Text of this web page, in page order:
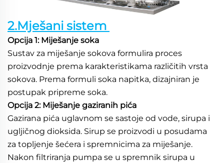
2.Mješani sistem
Opcija 1: Miješanje soka
Sustav za miješanje sokova formulira proces
proizvodnje prema karakteristikama različitih vrsta
sokova. Prema formuli soka napitka, dizajniran je
postupak pripreme soka.
Opcija 2: Miješanje gaziranih pića
Gazirana pića uglavnom se sastoje od vode, sirupa i
ugljičnog dioksida. Sirup se proizvodi u posudama
za topljenje šećera i spremnicima za miješanje.
Nakon filtriranja pumpa se u spremnik sirupa u